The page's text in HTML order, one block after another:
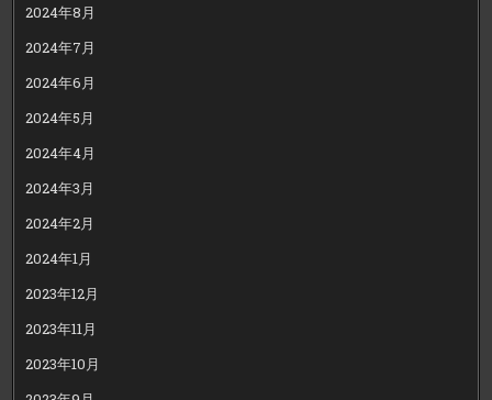
2024年8月
2024年7月
2024年6月
2024年5月
2024年4月
2024年3月
2024年2月
2024年1月
2023年12月
2023年11月
2023年10月